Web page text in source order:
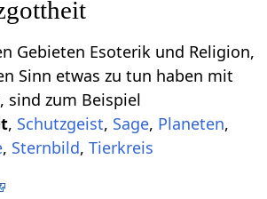
Gebieten Esoterik und Religion,
Sinn etwas zu tun haben mit
Schutzgottheit‏‎, sind zum Beispiel
, , ,
,
, ,